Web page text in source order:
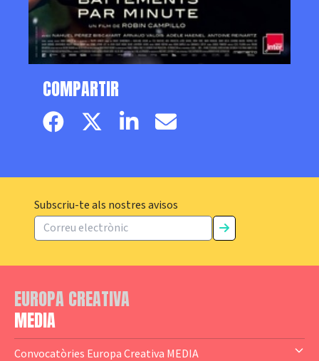
COMPARTIR
Facebook pageTwitter page
LinkedinEmail
Subscriu-te als nostres avisos
EUROPA CREATIVA
MEDIA
Convocatòries Europa Creativa MEDIA